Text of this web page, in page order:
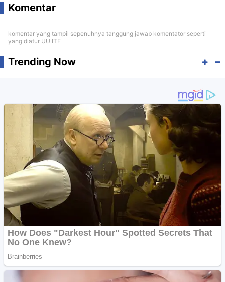
Komentar
komentar yang tampil sepenuhnya tanggung jawab komentator seperti
yang diatur UU ITE
Trending Now